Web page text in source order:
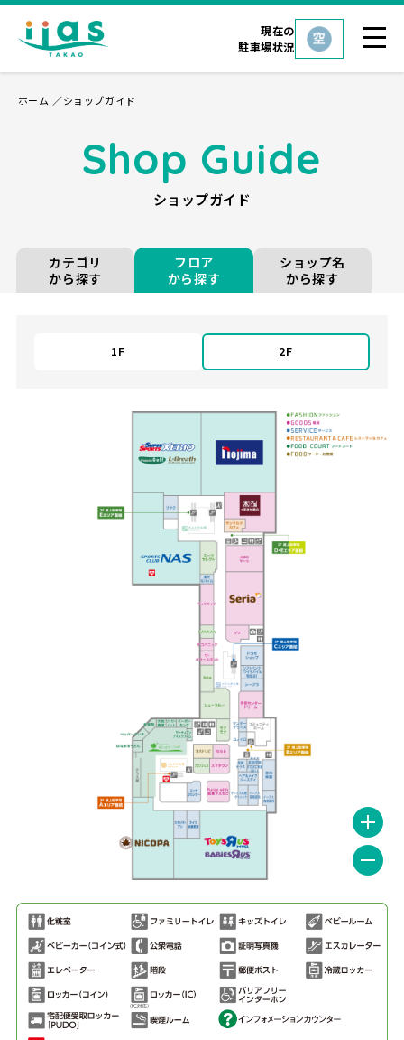
現在の
駐車場状況
ホーム ショップガイド
Shop Guide
ショップガイド
カテゴリ
から探す
フロア
から探す
ショップ名
から探す
1F 2F